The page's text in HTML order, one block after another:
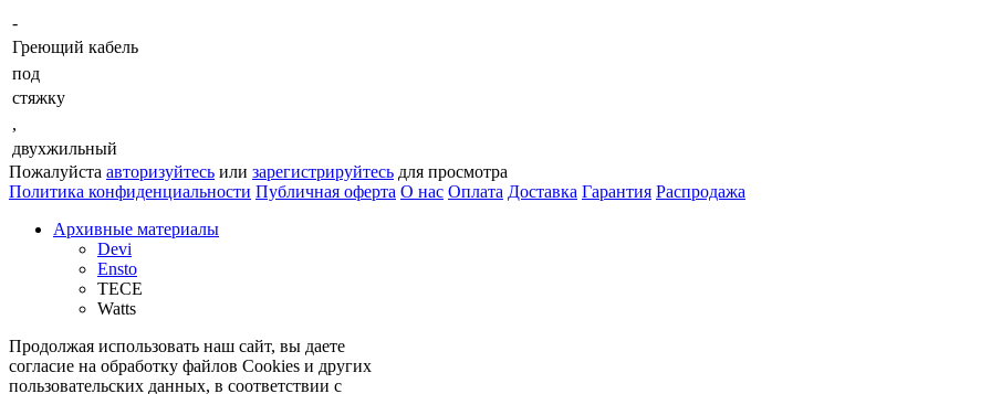
-
Греющий кабель
под
cтяжку
,
двухжильный
Пожалуйста авторизуйтесь или зарегистрируйтесь для просмотра
Политика конфиденциальности Публичная оферта О нас Оплата Доставка Гарантия Распродажа
Архивные материалы
Devi
Ensto
TECE
Watts
Продолжая использовать наш сайт, вы даете
согласие на обработку файлов Cookies и других
пользовательских данных, в соответствии с